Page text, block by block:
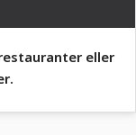
eller